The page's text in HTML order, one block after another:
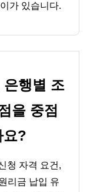
가 있습니다.
행별 조
을 중점
요?
청 자격 요건,
리금 납입 유